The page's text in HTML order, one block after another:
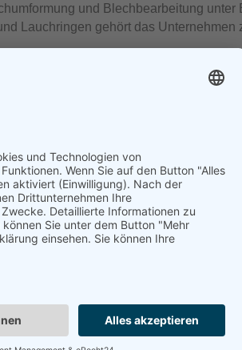
und Blechbearbeitung unter
Lauchringen gehört das
geht?
bei verschiedenen Projekten
sorgt. Du bist zudem
IT-Abteilung am Standort in
die du in der Regel an zwei